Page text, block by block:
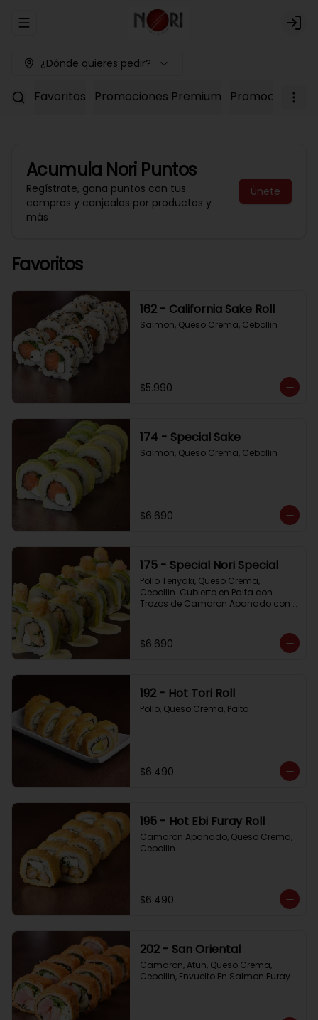
Abrir menu de navegación Login
¿Dónde quieres pedir?
Favoritos Promociones Premium Promociones
Acumula Nori Puntos
Regístrate, gana puntos con tus
compras y canjealos por productos y
más
Únete
Favoritos
162 - California Sake Roll
Salmon, Queso Crema, Cebollin
$5.990
174 - Special Sake
Salmon, Queso Crema, Cebollin
$6.690
175 - Special Nori Special
Pollo Teriyaki, Queso Crema,
Cebollin. Cubierto en Palta con
Trozos de Camaron Apanado con
$6.690
192 - Hot Tori Roll
Pollo, Queso Crema, Palta
$6.490
195 - Hot Ebi Furay Roll
Camaron Apanado, Queso Crema,
Cebollin
$6.490
202 - San Oriental
Camaron, Atun, Queso Crema,
Cebollin, Envuelto En Salmon Furay